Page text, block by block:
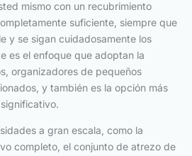
mismo con un recubrimiento
suficiente, siempre que
y se sigan cuidadosamente los
es el enfoque que adoptan la
organizadores de pequeños
y también es la opción más
a gran escala, como la
completo, el conjunto de atrezo de